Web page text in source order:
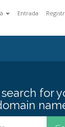
Entrada
for